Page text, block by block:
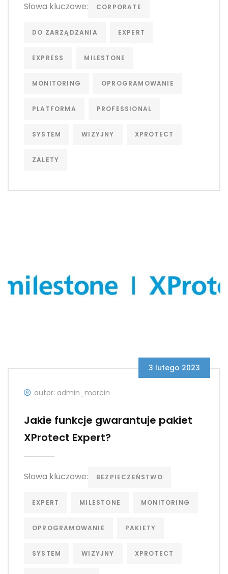
Słowa kluczowe: CORPORATE
DO ZARZĄDZANIA EXPERT
EXPRESS MILESTONE
MONITORING OPROGRAMOWANIE
PLATFORMA PROFESSIONAL
SYSTEM WIZYJNY XPROTECT
ZALETY
3 lutego 2023
autor: admin_marcin
Jakie funkcje gwarantuje pakiet
XProtect Expert?
Słowa kluczowe: BEZPIECZEŃSTWO
EXPERT MILESTONE MONITORING
OPROGRAMOWANIE PAKIETY
SYSTEM WIZYJNY XPROTECT